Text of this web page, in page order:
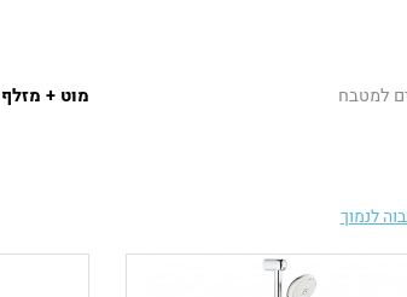
למטבח מוט +
לנמוך